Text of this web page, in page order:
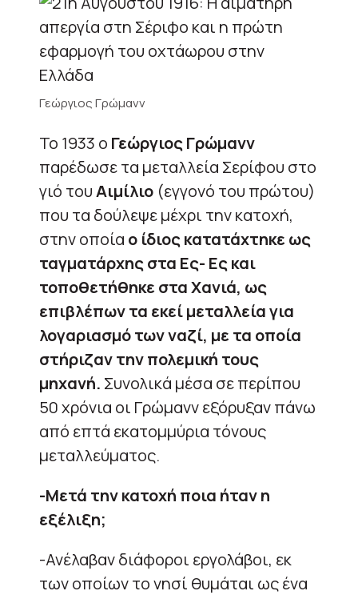
Γεώργιος Γρώμανν
Το 1933 ο Γεώργιος Γρώμανν
παρέδωσε τα μεταλλεία Σερίφου στο
γιό τουΑιμίλιο (εγγονό του πρώτου)
που τα δούλεψε μέχρι την κατοχή,
στην οποία ο ίδιος κατατάχτηκε ως
ταγματάρχης στα Ες- Ες και
τοποθετήθηκε στα Χανιά, ως
επιβλέπων τα εκεί μεταλλεία για
λογαριασμό των ναζί, με τα οποία
στήριζαν την πολεμική τους
μηχανή. Συνολικά μέσα σε περίπου
50 χρόνια οι Γρώμανν εξόρυξαν πάνω
από επτά εκατομμύρια τόνους
μεταλλεύματος.
-Μετά την κατοχή ποια ήταν η
εξέλιξη;
-Ανέλαβαν διάφοροι εργολάβοι, εκ
των οποίων το νησί θυμάται ως ένα